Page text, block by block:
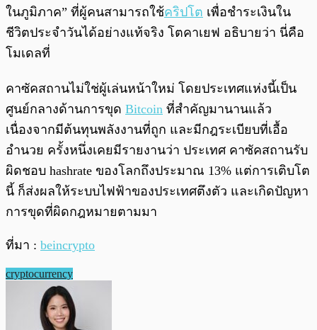
ในภูมิภาค” ที่ผู้คนสามารถใช้คริปโต เพื่อชำระเงินใน
ชีวิตประจำวันได้อย่างแท้จริง โตคาเยฟ อธิบายว่า นี่คือ
โมเดลที่
คาซัคสถานไม่ใช่ผู้เล่นหน้าใหม่ โดยประเทศแห่งนี้เป็น
ศูนย์กลางด้านการขุด Bitcoin ที่สำคัญมานานแล้ว
เนื่องจากมีต้นทุนพลังงานที่ถูก และมีกฎระเบียบที่เอื้อ
อำนวย ครั้งหนึ่งเคยมีรายงานว่า ประเทศ คาซัคสถานรับ
ผิดชอบ hashrate ของโลกถึงประมาณ 13% แต่การเติบโต
นี้ ก็ส่งผลให้ระบบไฟฟ้าของประเทศตึงตัว และเกิดปัญหา
การขุดที่ผิดกฎหมายตามมา
ที่มา : beincrypto
cryptocurrency